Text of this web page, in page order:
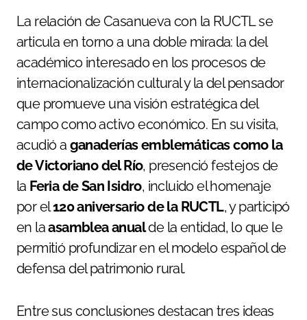
La relación de Casanueva con la RUCTL se
articula en torno a una doble mirada: la del
académico interesado en los procesos de
internacionalización cultural y la del pensador
que promueve una visión estratégica del
campo como activo económico. En su visita,
acudió a ganaderías emblemáticas como la
de Victoriano del Río, presenció festejos de
la Feria de San Isidro, incluido el homenaje
por el120 aniversario de la RUCTL, y participó
en laasamblea anualde la entidad, lo que le
permitió profundizar en el modelo español de
defensa del patrimonio rural.
Entre sus conclusiones destacan tres ideas